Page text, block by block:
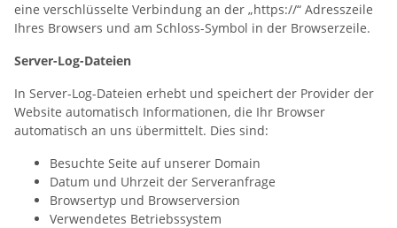
eine verschlüsselte Verbindung an der „https://“ Adresszeile
Ihres Browsers und am Schloss-Symbol in der Browserzeile.
Server-Log-Dateien
In Server-Log-Dateien erhebt und speichert der Provider der
Website automatisch Informationen, die Ihr Browser
automatisch an uns übermittelt. Dies sind:
Besuchte Seite auf unserer Domain
Datum und Uhrzeit der Serveranfrage
Browsertyp und Browserversion
Verwendetes Betriebssystem